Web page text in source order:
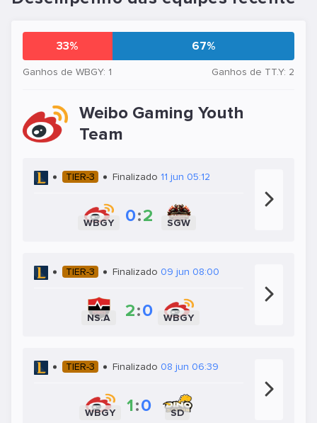
33% 67%
Ganhos de WBGY: 1 Ganhos de TT.Y: 2
Weibo Gaming Youth
Team
TIER-3 Finalizado 11 jun 05:12
WBGY 0:2 SGW
TIER-3 Finalizado 09 jun 08:00
NS.A 2:0 WBGY
TIER-3 Finalizado 08 jun 06:39
WBGY 1:0 SD